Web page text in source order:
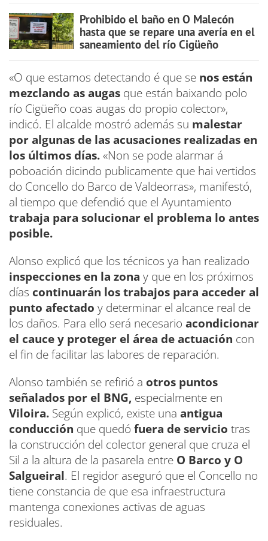
Prohibido el baño en O Malecón
hasta que se repare una avería en el
saneamiento del río Cigüeño
«O que estamos detectando é que se nos están
mezclando as augas que están baixando polo
río Cigüeño coas augas do propio colector»,
indicó. El alcalde mostró además su malestar
por algunas de las acusaciones realizadas en
los últimos días.«Non se pode alarmar á
poboación dicindo publicamente que hai vertidos
do Concello do Barco de Valdeorras», manifestó,
al tiempo que defendió que el Ayuntamiento
trabaja para solucionar el problema lo antes
posible.
Alonso explicó que los técnicos ya han realizado
inspecciones en la zona y que en los próximos
días continuarán los trabajos para acceder al
punto afectado y determinar el alcance real de
los daños. Para ello será necesario acondicionar
el cauce y proteger el área de actuación con
el fin de facilitar las labores de reparación.
Alonso también se refirió a otros puntos
señalados por el BNG, especialmente en
Viloira. Según explicó, existe una antigua
conducción que quedó fuera de servicio tras
la construcción del colector general que cruza el
Sil a la altura de la pasarela entre O Barco y O
Salgueiral. El regidor aseguró que el Concello no
tiene constancia de que esa infraestructura
mantenga conexiones activas de aguas
residuales.